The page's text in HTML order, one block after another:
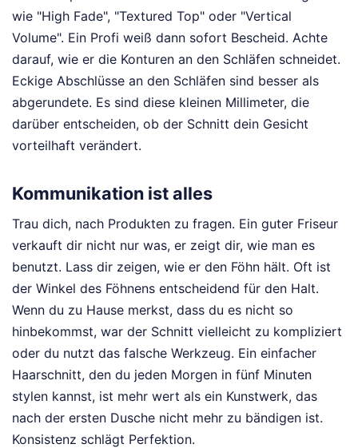
wie "High Fade", "Textured Top" oder "Vertical
Volume". Ein Profi weiß dann sofort Bescheid. Achte
darauf, wie er die Konturen an den Schläfen schneidet.
Eckige Abschlüsse an den Schläfen sind besser als
abgerundete. Es sind diese kleinen Millimeter, die
darüber entscheiden, ob der Schnitt dein Gesicht
vorteilhaft verändert.
Kommunikation ist alles
Trau dich, nach Produkten zu fragen. Ein guter Friseur
verkauft dir nicht nur was, er zeigt dir, wie man es
benutzt. Lass dir zeigen, wie er den Föhn hält. Oft ist
der Winkel des Föhnens entscheidend für den Halt.
Wenn du zu Hause merkst, dass du es nicht so
hinbekommst, war der Schnitt vielleicht zu kompliziert
oder du nutzt das falsche Werkzeug. Ein einfacher
Haarschnitt, den du jeden Morgen in fünf Minuten
stylen kannst, ist mehr wert als ein Kunstwerk, das
nach der ersten Dusche nicht mehr zu bändigen ist.
Konsistenz schlägt Perfektion.